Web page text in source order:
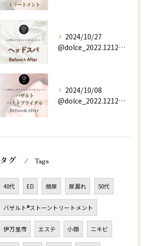
2024/10/27
@dolce_2022.1212⇚他の投稿はこちらから
2024/10/08
@dolce_2022.1212⇚他の投稿はこちらから
タグ Tags
40代 ED 頻尿 尿漏れ 50代
バザルト®ストーントリートメント
伊万里市 エステ 小顔 ニキビ